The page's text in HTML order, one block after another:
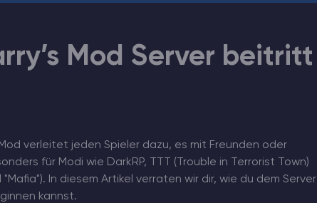
Mod Server beitritt
verleitet jeden Spieler dazu, es mit Freunden oder
für Modi wie DarkRP, TTT (Trouble in Terrorist Town)
In diesem Artikel verraten wir dir, wie du dem Server
kannst.